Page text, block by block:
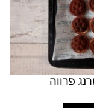
פרווה